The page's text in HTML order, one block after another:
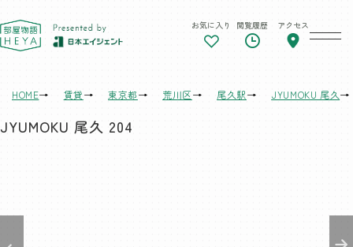
東京 部屋物語 お気に入り 閲覧履歴 アクセス
HOME 賃貸 東京都 荒川区 尾久駅 JYUMOKU 尾久
JYUMOKU 尾久 204